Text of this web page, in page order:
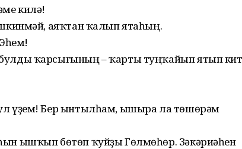
килә!
аяҡтан ҡалып ятаһың.
ҡарсығының – ҡарты туңҡайып ятып
үҙем! Бер ынтылһам, ышыра ла төшөрәм
ышҡып бөтөп ҡуйҙы Гөлмөһөр. Зәкәриәһен